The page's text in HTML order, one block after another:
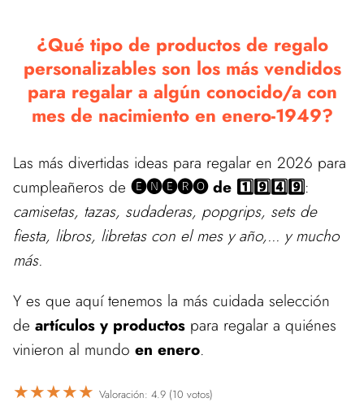
¿Qué tipo de productos de regalo
personalizables son los más vendidos
para regalar a algún conocido/a con
mes de nacimiento en enero-1949?
Las más divertidas ideas para regalar en 2026 para
cumpleañeros de 🅔🅝🅔🅡🅞 de 1️⃣9️⃣4️⃣9️⃣:
camisetas, tazas, sudaderas, popgrips, sets de
fiesta, libros, libretas con el mes y año,... y mucho
más.
Y es que aquí tenemos la más cuidada selección
de artículos y productos para regalar a quiénes
vinieron al mundo en enero.
★★★★★ Valoración: 4.9 (10 votos)